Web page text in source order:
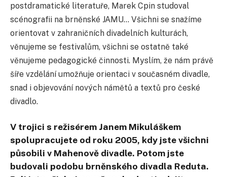
postdramatické literatuře, Marek Cpin studoval
scénografii na brněnské JAMU… Všichni se snažíme
orientovat v zahraničních divadelních kulturách,
věnujeme se festivalům, všichni se ostatně také
věnujeme pedagogické činnosti. Myslím, že nám právě
šíře vzdělání umožňuje orientaci v současném divadle,
snad i objevování nových námětů a textů pro české
divadlo.
V trojici s režisérem Janem Mikuláškem
spolupracujete od roku 2005, kdy jste všichni
působili v Mahenově divadle. Potom jste
budovali podobu brněnského divadla Reduta.